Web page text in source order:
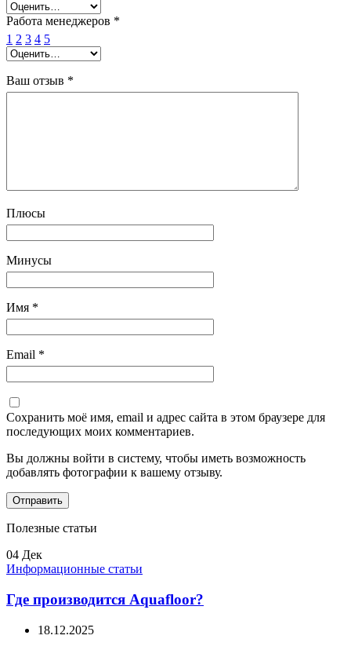
Работа менеджеров *
1 2 3 4 5
Ваш отзыв *
Плюсы
Минусы
Имя *
Email *
Сохранить моё имя, email и адрес сайта в этом браузере для
последующих моих комментариев.
Вы должны войти в систему, чтобы иметь возможность
добавлять фотографии к вашему отзыву.
Полезные статьи
04 Дек
Информационные статьи
Где производится Aquafloor?
18.12.2025